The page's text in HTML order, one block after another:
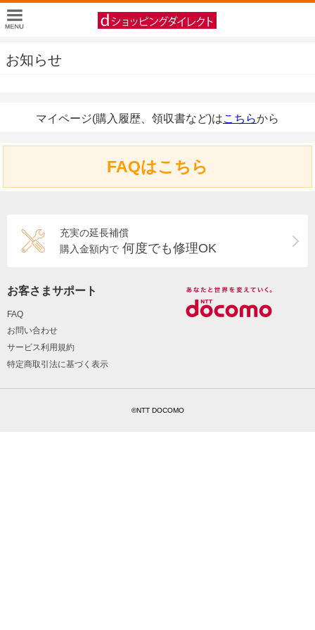
お知らせ
マイページ(購入履歴、領収書など)はこちらから
FAQはこちら
充実の延長補償
購入金額内で 何度でも修理OK
お客さまサポート
FAQ
お問い合わせ
サービス利用規約
特定商取引法に基づく表示
©NTT DOCOMO